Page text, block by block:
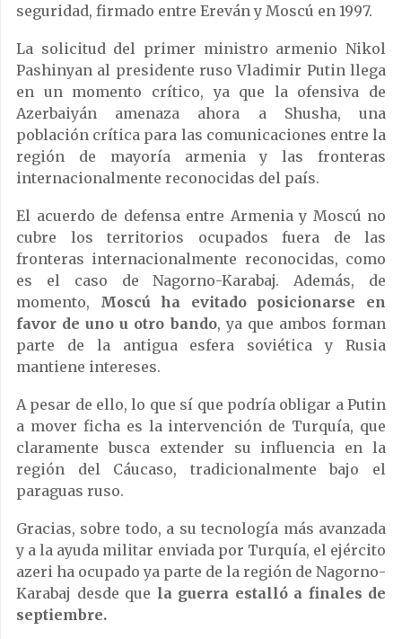
seguridad, firmado entre Ereván y Moscú en 1997.
La solicitud del primer ministro armenio Nikol
Pashinyan al presidente ruso Vladimir Putin llega
en un momento crítico, ya que la ofensiva de
Azerbaiyán amenaza ahora a Shusha, una
población crítica para las comunicaciones entre la
región de mayoría armenia y las fronteras
internacionalmente reconocidas del país.
El acuerdo de defensa entre Armenia y Moscú no
cubre los territorios ocupados fuera de las
fronteras internacionalmente reconocidas, como
es el caso de Nagorno-Karabaj. Además, de
momento,
Moscú ha evitado posicionarse en
favor de uno u otro bando, ya que ambos forman
parte de la antigua esfera soviética y Rusia
mantiene intereses.
A pesar de ello, lo que sí que podría obligar a Putin
a mover ficha es la intervención de Turquía, que
claramente busca extender su influencia en la
región del Cáucaso, tradicionalmente bajo el
paraguas ruso.
Gracias, sobre todo, a su tecnología más avanzada
y a la ayuda militar enviada por Turquía, el ejército
azeri ha ocupado ya parte de la región de Nagorno-
Karabaj desde que la guerra estalló a finales de
septiembre.